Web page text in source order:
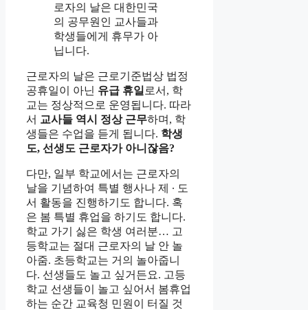
로자의 날은 대한민국
의 공무원인 교사들과
학생들에게 휴무가 아
닙니다.
근로자의 날은 근로기준법상 법정
공휴일이 아닌 유급 휴일 로서, 학
교는 정상적으로 운영됩니다. 따라
서 교사들 역시 정상 근무하며, 학
생들은 수업을 듣게 됩니다. 학생
도, 선생도 근로자가 아니잖음?
다만, 일부 학교에서는 근로자의
날을 기념하여 특별 행사나 제 ∙ 도
서 활동을 진행하기도 합니다. 혹
은 봄 특별 휴업을 하기도 합니다.
학교 가기 싫은 학생 여러분… 고
등학교는 절대 근로자의 날 안 놀
아줌. 초등학교는 거의 놀아줍니
다. 선생들도 놀고 싶거든요. 고등
학교 선생들이 놀고 싶어서 봄휴업
하는 순간 교육청 민원이 터질 것